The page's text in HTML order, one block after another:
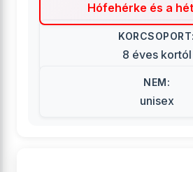
Hófehérke és a
KORCSOPORT:
8 éves kortól
NEM:
unisex